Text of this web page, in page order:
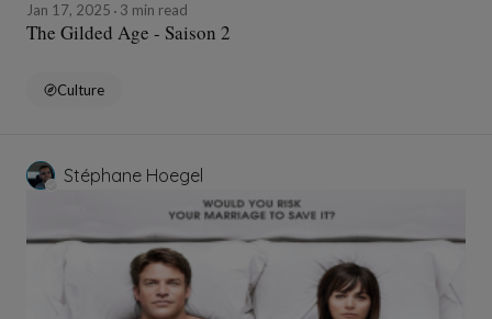
Jan 17, 2025 3 min read
The Gilded Age - Saison 2
Culture
Stéphane Hoegel